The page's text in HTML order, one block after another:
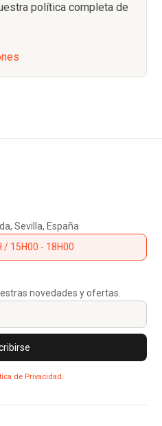
política completa de
Sevilla, España
/ 15H00 - 18H00
novedades y ofertas.
de Privacidad.